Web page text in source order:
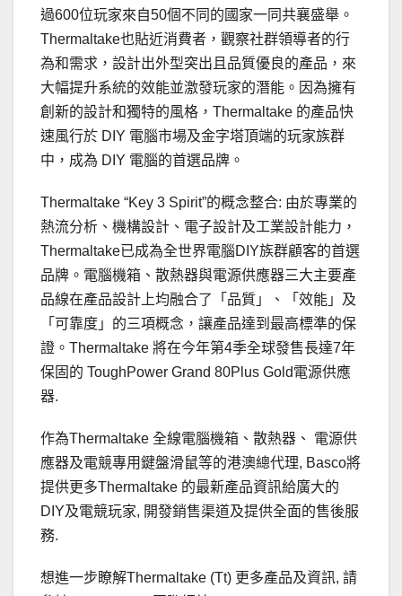
過600位玩家來自50個不同的國家一同共襄盛舉。
Thermaltake也貼近消費者，觀察社群領導者的行
為和需求，設計出外型突出且品質優良的產品，來
大幅提升系統的效能並激發玩家的潛能。因為擁有
創新的設計和獨特的風格，Thermaltake 的產品快
速風行於 DIY 電腦市場及金字塔頂端的玩家族群
中，成為 DIY 電腦的首選品牌。
Thermaltake “Key 3 Spirit”的概念整合: 由於專業的
熱流分析、機構設計、電子設計及工業設計能力，
Thermaltake已成為全世界電腦DIY族群顧客的首選
品牌。電腦機箱、散熱器與電源供應器三大主要產
品線在產品設計上均融合了「品質」、「效能」及
「可靠度」的三項概念，讓產品達到最高標準的保
證。Thermaltake 將在今年第4季全球發售長達7年
保固的 ToughPower Grand 80Plus Gold電源供應
器.
作為Thermaltake 全線電腦機箱、散熱器、 電源供
應器及電競專用鍵盤滑鼠等的港澳總代理, Basco將
提供更多Thermaltake 的最新產品資訊給廣大的
DIY及電競玩家, 開發銷售渠道及提供全面的售後服
務.
想進一步瞭解Thermaltake (Tt) 更多產品及資訊, 請